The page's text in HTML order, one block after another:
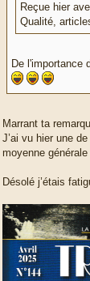
Reçue hier
Qualité,
De l'importance
Marrant ta
J’ai vu hier une
moyenne
Désolé j’étais